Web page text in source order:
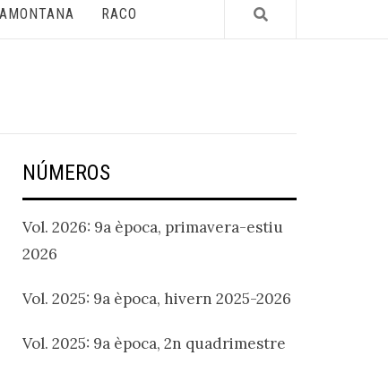
RACO
NÚMEROS
Vol. 2026: 9a època, primavera-estiu
2026
Vol. 2025: 9a època, hivern 2025-2026
Vol. 2025: 9a època, 2n quadrimestre